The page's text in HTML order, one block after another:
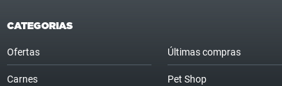
CATEGORIAS
Ofertas
Carnes
Últimas compras
Pet Shop